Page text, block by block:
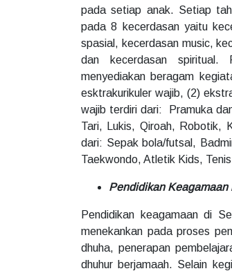
pada setiap anak. Setiap
pada 8 kecerdasan yaitu
spasial, kecerdasan music,
dan kecerdasan spiritual.
menyediakan beragam
esktrakurikuler wajib, (2)
wajib terdiri dari: Pramuka
Tari, Lukis, Qiroah, Robotik,
dari: Sepak bola/futsal,
Taekwondo, Atletik Kids,
Pendidikan Keagamaan
Pendidikan keagamaan di
menekankan pada proses
dhuha, penerapan
dhuhur berjamaah. Selain